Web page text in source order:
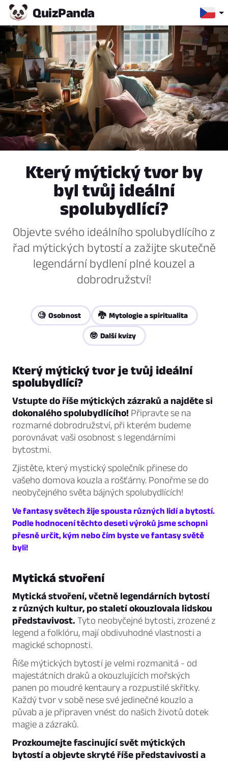
QuizPanda
Který mýtický tvor by
byl tvůj ideální
spolubydlící?
Objevte svého ideálního spolubydlícího z
řad mýtických bytostí a zažijte skutečně
legendární bydlení plné kouzel a
dobrodružství!
🧐 Osobnost 🐉 Mytologie a spiritualita
🤓 Další kvízy
Který mýtický tvor je tvůj ideální
spolubydlící?
Vstupte do říše mýtických zázraků a najděte si
dokonalého spolubydlícího! Připravte se na
rozmarné dobrodružství, při kterém budeme
porovnávat vaši osobnost s legendárními
bytostmi.
Zjistěte, který mystický společník přinese do
vašeho domova kouzla a rošťárny. Ponořme se do
neobyčejného světa bájných spolubydlících!
Ve fantasy světech žije spousta různých lidí a bytostí.
Podle hodnocení těchto deseti výroků jsme schopni
přesně určit, kým nebo čím byste ve fantasy světě
byli!
Mytická stvoření
Mytická stvoření, včetně legendárních bytostí
z různých kultur, po staletí okouzlovala lidskou
představivost. Tyto neobyčejné bytosti, zrozené z
legend a folklóru, mají obdivuhodné vlastnosti a
magické schopnosti.
Říše mýtických bytostí je velmi rozmanitá - od
majestátních draků a okouzlujících mořských
panen po moudré kentaury a rozpustilé skřítky.
Každý tvor v sobě nese své jedinečné kouzlo a
půvab a je připraven vnést do našich životů dotek
magie a zázraků.
Prozkoumejte fascinující svět mýtických
bytostí a objevte skryté říše představivosti a